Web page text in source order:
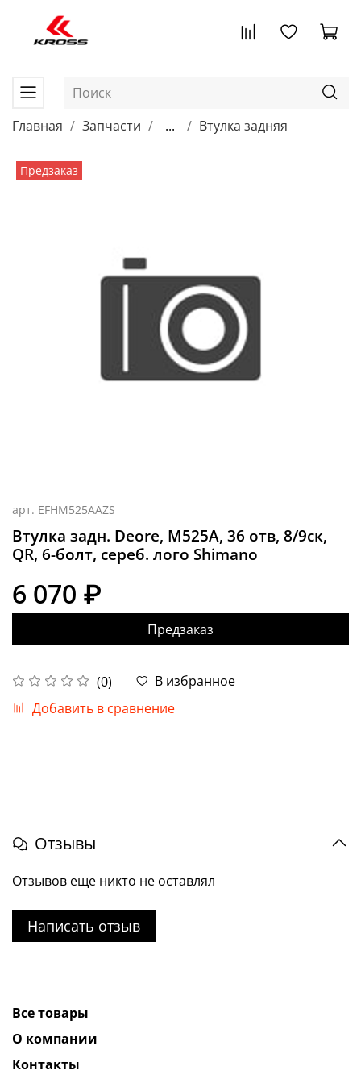
Главная Запчасти ... Втулка задняя
Предзаказ
арт. EFHM525AAZS
Втулка задн. Deore, M525A, 36 отв, 8/9ск,
QR, 6-болт, сереб. лого Shimano
(0)
В избранное
Добавить в сравнение
6 070 ₽
Предзаказ
Отзывы
Отзывов еще никто не оставлял
Написать отзыв
Все товары
О компании
Контакты